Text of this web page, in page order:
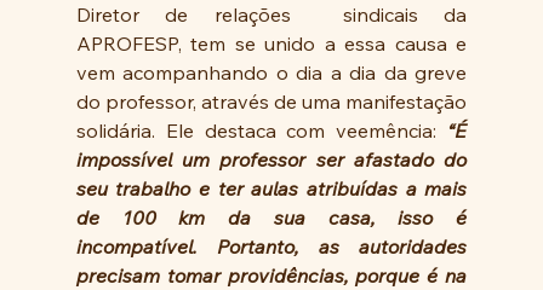
Diretor de relações  sindicais da
APROFESP, tem se unido a essa causa e
vem acompanhando o dia a dia da greve
do professor, através de uma manifestação
solidária. Ele destaca com veemência: “É
impossível um professor ser afastado do
seu trabalho e ter aulas atribuídas a mais
de 100 km da sua casa, isso é
incompatível. Portanto, as autoridades
precisam tomar providências, porque é na